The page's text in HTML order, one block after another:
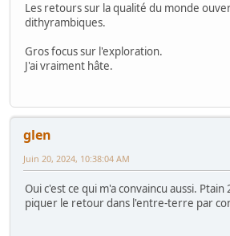
Les retours sur la qualité du monde
dithyrambiques.
Gros focus sur l'exploration.
J'ai vraiment hâte.
glen
Juin 20, 2024, 10:38:04 AM
Oui c'est ce qui m'a convaincu aussi. Ptain
piquer le retour dans l'entre-terre par